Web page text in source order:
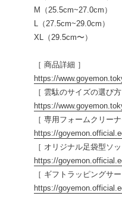
M（25.5cm~27.0cm）
L（27.5cm~29.0cm）
XL（29.5cm〜）
［ 商品詳細 ］
https://
［ 雲駄のサイズの選び方
https://
［ 専用フォームクリーナ
https://
［ オリジナル足袋型ソッ
https://
［ ギフトラッピングサー
https://